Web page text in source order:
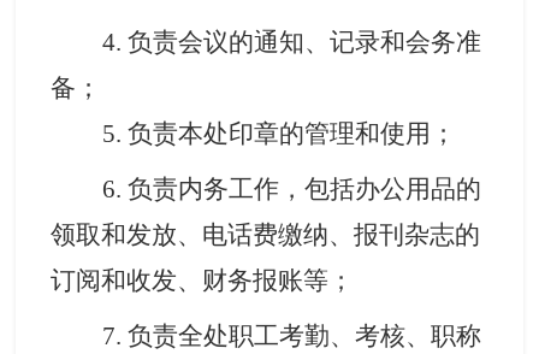
4.负责会议的通知、记录和会务准
备 ；
5.负责本处印章的管理和使用 ；
6.负责内务工作，包括办公用品的
领取和发放、电话费缴纳、报刊杂志的
订阅和收发、财务报账等 ；
7.负责全处职工考勤、考核、职称